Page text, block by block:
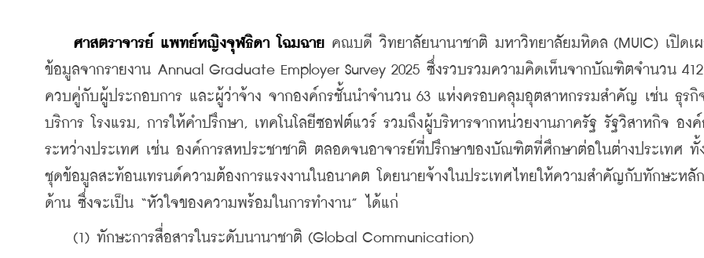
ศาสตราจารย์ แพทย์หญิงจุฬธิดา โฉมฉาย คณบดี วิทยาลัยนานาชาติ มหาวิทยาลัยมหิดล (MUIC) เปิดเ
ข้อมูลจากรายงาน Annual Graduate Employer Survey 2025 ซึ่งรวบรวมความคิดเห็นจากบัณฑิตจำนวน
ควบคู่กับผู้ประกอบการ และผู้ว่าจ้าง จากองค์กรชั้นนำจำนวน 63 แห่งครอบคลุมอุตสาหกรรมสำคัญ เช่น ธุรกิ
บริการ โรงแรม, การให้คำปรึกษา, เทคโนโลยีซอฟต์แวร์ รวมถึงผู้บริหารจากหน่วยงานภาครัฐ รัฐวิสาหกิจ องค์
ระหว่างประเทศ เช่น องค์การสหประชาชาติ ตลอดจนอาจารย์ที่ปรึกษาของบัณฑิตที่ศึกษาต่อในต่างประเทศ ทั้
ชุดข้อมูลสะท้อนเทรนด์ความต้องการแรงงานในอนาคต โดยนายจ้างในประเทศไทยให้ความสำคัญกับทักษะหลั
ด้าน ซึ่งจะเป็น “หัวใจของความพร้อมในการทำงาน” ได้แก่
(1) ทักษะการสื่อสารในระดับนานาชาติ (Global Communication)